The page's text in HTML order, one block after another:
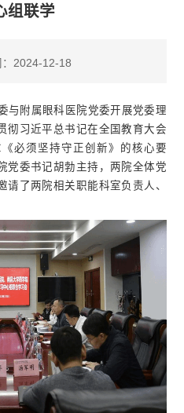
组联学
：2024-12-18
附属眼科医院党委开展党委理
彻习近平总书记在全国教育大会
必须坚持守正创新》的核心要
党委书记胡勃主持，两院全体党
了两院相关职能科室负责人、